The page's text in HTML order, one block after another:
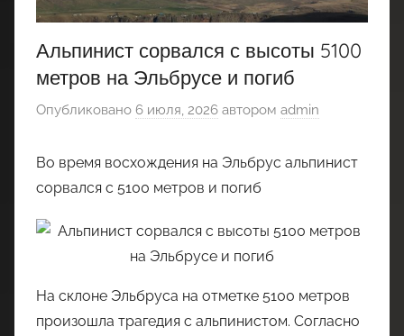
Альпинист сорвался с высоты 5100
метров на Эльбрусе и погиб
Опубликовано 6 июля, 2026 автором admin
Во время восхождения на Эльбрус альпинист
сорвался с 5100 метров и погиб
На склоне Эльбруса на отметке 5100 метров
произошла трагедия с альпинистом. Согласно